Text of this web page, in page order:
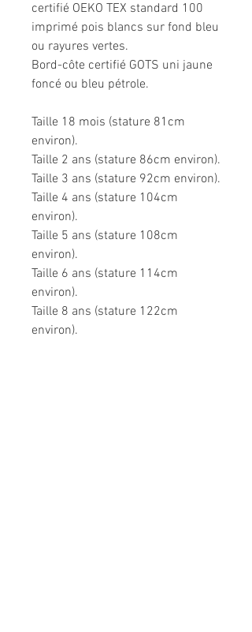
certifié OEKO TEX standard 100
imprimé pois blancs sur fond bleu
ou rayures vertes.
Bord-côte certifié GOTS uni jaune
foncé ou bleu pétrole.
Taille 18 mois (stature 81cm
environ).
Taille 2 ans (stature 86cm environ).
Taille 3 ans (stature 92cm environ).
Taille 4 ans (stature 104cm
environ).
Taille 5 ans (stature 108cm
environ).
Taille 6 ans (stature 114cm
environ).
Taille 8 ans (stature 122cm
environ).